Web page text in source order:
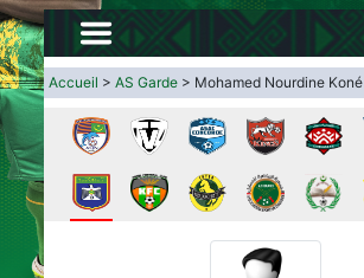
Accueil >AS Garde > Mohamed Nourdine Koné